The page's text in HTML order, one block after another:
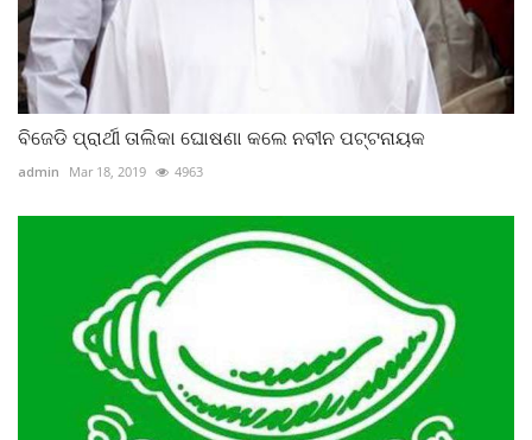
ବିଜେଡି ପ୍ରାର୍ଥୀ ତାଲିକା ଘୋଷଣା କଲେ ନବୀନ ପଟ୍ଟନାୟକ
admin Mar 18, 2019 4963